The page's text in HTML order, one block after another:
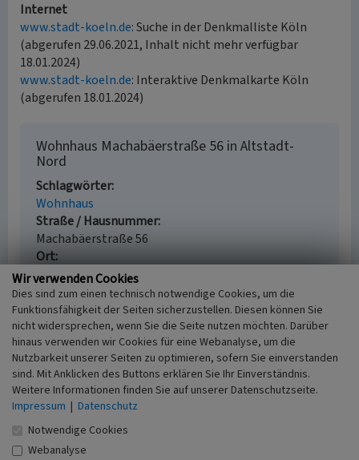
Internet
www.stadt-koeln.de: Suche in der Denkmalliste Köln
(abgerufen 29.06.2021, Inhalt nicht mehr verfügbar
18.01.2024)
www.stadt-koeln.de: Interaktive Denkmalkarte Köln
(abgerufen 18.01.2024)
Wohnhaus Machabäerstraße 56 in Altstadt-
Nord
Schlagwörter
Wohnhaus
Straße / Hausnummer
Machabäerstraße 56
Ort
50668 Köln - Altstadt-Nord
Gesetzlich geschütztes Kulturdenkmal
Ortsfestes Denkmal gem. § 3 DSchG NW
Fachsicht(en)
Denkmalpflege, Architekturgeschichte
Erfassungsmaßstab
Keine Angabe
Erfassungsmethode
Literaturauswertung
Historischer Zeitraum
Beginn 1869
Wir verwenden Cookies
Dies sind zum einen technisch notwendige Cookies, um die
Funktionsfähigkeit der Seiten sicherzustellen. Diesen können Sie
nicht widersprechen, wenn Sie die Seite nutzen möchten. Darüber
hinaus verwenden wir Cookies für eine Webanalyse, um die
Nutzbarkeit unserer Seiten zu optimieren, sofern Sie einverstanden
sind. Mit Anklicken des Buttons erklären Sie Ihr Einverständnis.
Weitere Informationen finden Sie auf unserer Datenschutzseite.
Impressum | Datenschutz
Notwendige Cookies
Webanalyse